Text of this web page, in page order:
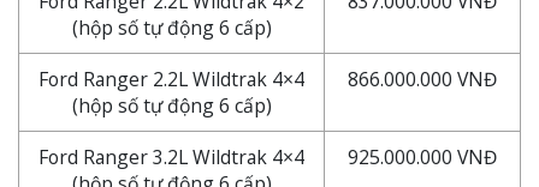
(hộp số tự động 6 cấp)
Ford Ranger 2.2L Wildtrak 4×4
(hộp số tự động 6 cấp)
866.000.000 VNĐ
Ford Ranger 3.2L Wildtrak 4×4
925.000.000 VNĐ